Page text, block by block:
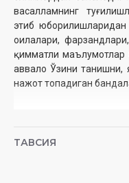
васалламнинг
этиб
оилалари,
қимматли маълумотлар
аввало Ўзини танишни,
нажот топадиган
Таржимонлар:
ТАВСИЯ